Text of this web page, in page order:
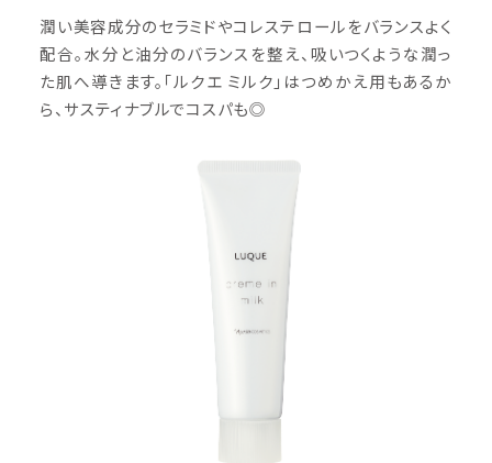
潤い美容成分のセラミドやコレステロールをバランスよく
配合。水分と油分のバランスを整え、吸いつくような潤っ
た肌へ導きます。「ルクエ ミルク」はつめかえ用もあるか
ら、サスティナブルでコスパも◎